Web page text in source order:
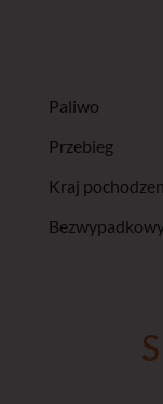
Paliwo
Przebieg
Kraj